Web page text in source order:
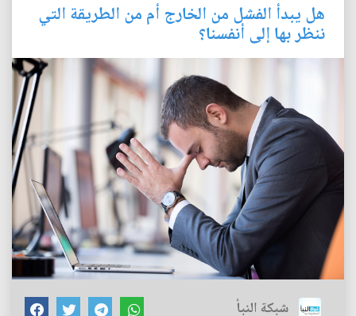
هل يبدأ الفشل من الخارج أم من الطريقة التي
ننظر بها إلى أنفسنا؟
شبكة النبأ